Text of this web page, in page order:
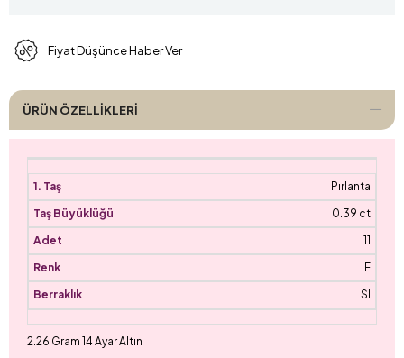
Fiyat Düşünce Haber Ver
ÜRÜN ÖZELLIKLERI
Pırlanta
0.39 ct
11
F
SI
2.26 Gram 14 Ayar Altın